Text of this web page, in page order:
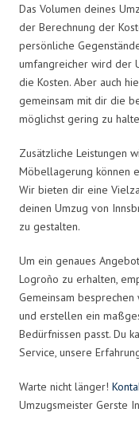
Das Volumen deines
der Berechnung der
persönliche
umfangreicher wird der
die Kosten. Aber auch
gemeinsam mit dir die
möglichst gering zu
Zusätzliche Leistungen
Möbellagerung können
Wir bieten dir eine
deinen Umzug von
zu gestalten.
Um ein genaues
Logroño zu erhalten,
Gemeinsam
und erstellen ein
Bedürfnissen passt. Du
Service, unsere
Warte nicht länger!
Umzugsmeister Gerste